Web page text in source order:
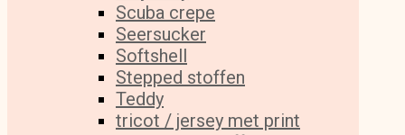
Scuba crepe
Seersucker
Softshell
Stepped stoffen
Teddy
tricot / jersey met print